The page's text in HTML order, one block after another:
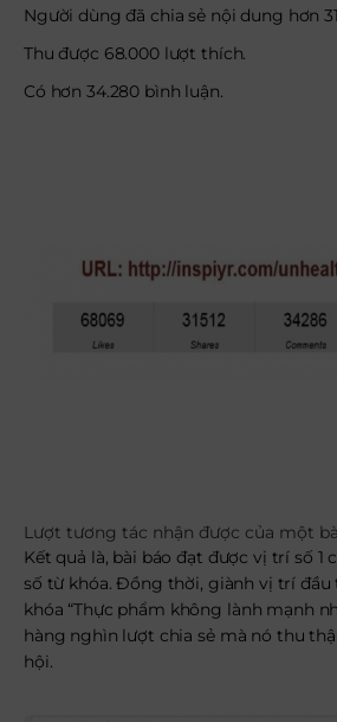
Người dùng đã chia sẻ nội dung hơn
Thu được 68.000 lượt thích.
Có hơn 34.280 bình luận.
Lượt tương tác nhận được của một
Kết quả là, bài báo đạt được vị trí số 1
số từ khóa. Đồng thời, giành vị trí
khóa “Thực phẩm không lành mạnh
hàng nghìn lượt chia sẻ mà nó thu
hội.